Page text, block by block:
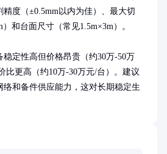
度（±0.5mm以内为佳）、最大切
和台面尺寸（常见1.5m×3m）。
定性高但价格昂贵（约30万-50万
比更高（约10万-30万元/台）。建议
络和备件供应能力，这对长期稳定生